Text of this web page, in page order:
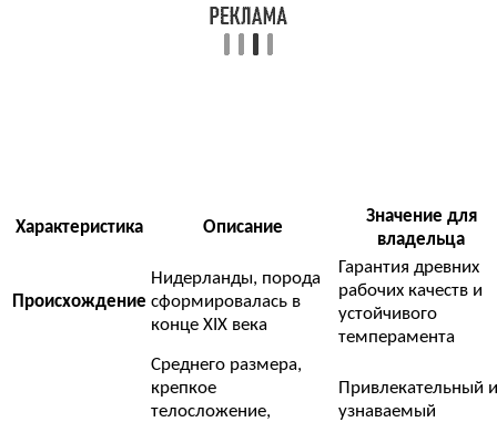
Характеристика Описание
Значение для
владельца
Происхождение
Нидерланды, порода
сформировалась в
конце XIX века
Гарантия древних
рабочих качеств и
устойчивого
темперамента
Среднего размера,
крепкое
телосложение,
Привлекательный и
узнаваемый